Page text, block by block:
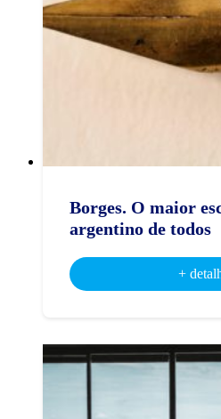
Borges. O maior
argentino de todos
+